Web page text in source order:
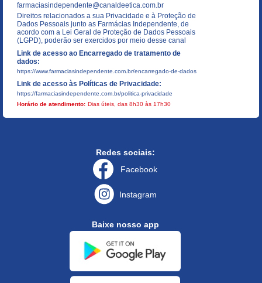
farmaciasindependente@canaldeetica.com.br
Direitos relacionados a sua Privacidade e à Proteção de
Dados Pessoais junto as Farmácias Independente, de
acordo com a Lei Geral de Proteção de Dados Pessoais
(LGPD), poderão ser exercidos por meio desse canal
Link de acesso ao Encarregado de tratamento de
dados:
https://www.farmaciasindependente.com.br/encarregado-de-dados
Link de acesso às Políticas de Privacidade:
https://farmaciasindependente.com.br/politica-privacidade
Horário de atendimento: Dias úteis, das 8h30 às 17h30
Redes sociais:
Facebook
Instagram
Baixe nosso app